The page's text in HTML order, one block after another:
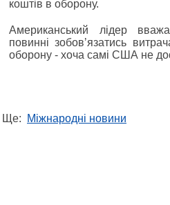
коштів в оборону.
Американський лідер
повинні зобовʼязатись
оборону - хоча самі США не
Ще: Міжнародні новини